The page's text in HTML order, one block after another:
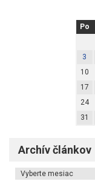
Po
3
10
17
24
31
Archív článkov
Archív článkov